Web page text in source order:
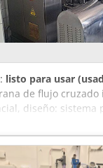
listo para usar
de flujo
diseño: sistema
24,
tamaño de poro:
3 bar,